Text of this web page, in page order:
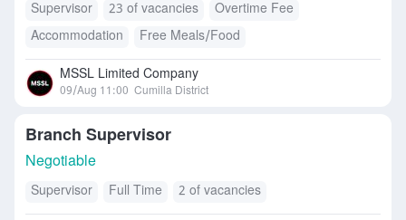
Supervisor
23 of vacancies
Overtime Fee
Accommodation
Free Meals/Food
MSSL Limited Company
09/Aug 11:00 Cumilla District
Branch Supervisor
Negotiable
Supervisor Full Time 2 of vacancies